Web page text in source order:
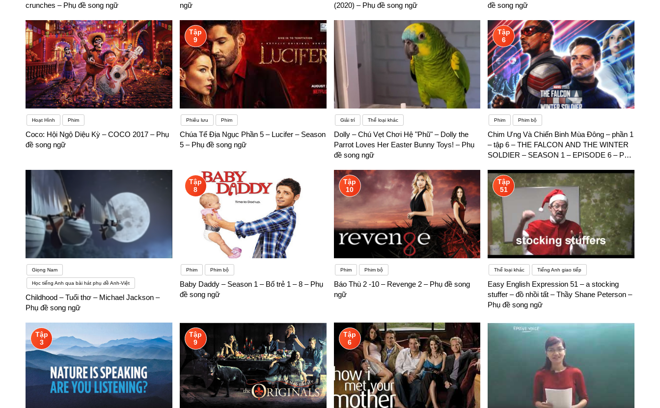
crunches – Phụ đề song ngữ
ngữ
(2020) – Phụ đề song ngữ
đề song ngữ
Hoạt Hình Phim
Coco: Hội Ngộ Diệu Kỳ – COCO 2017 – Phụ
đề song ngữ
Tập
9
Phiêu lưu Phim
Chúa Tể Địa Ngục Phần 5 – Lucifer – Season
5 – Phụ đề song ngữ
Giải trí Thể loại khác
Dolly – Chú Vẹt Chơi Hệ "Phũ" – Dolly the
Parrot Loves Her Easter Bunny Toys! – Phụ
đề song ngữ
Tập
6
Phim Phim bộ
Chim Ưng Và Chiến Binh Mùa Đông – phần 1
– tập 6 – THE FALCON AND THE WINTER
SOLDIER – SEASON 1 – EPISODE 6 – Phụ
Giọng Nam
Học tiếng Anh qua bài hát phụ đề Anh-Việt
Childhood – Tuổi thơ – Michael Jackson –
Phụ đề song ngữ
Tập
8
Phim Phim bộ
Baby Daddy – Season 1 – Bố trẻ 1 – 8 – Phụ
đề song ngữ
Tập
10
Phim Phim bộ
Báo Thù 2 -10 – Revenge 2 – Phụ đề song
ngữ
Tập
51
Thể loại khác Tiếng Anh giao tiếp
Easy English Expression 51 – a stocking
stuffer – đồ nhồi tất – Thầy Shane Peterson –
Phụ đề song ngữ
Tập
3
Tập
9
Tập
6